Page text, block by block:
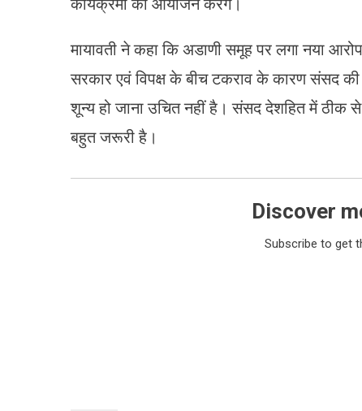
मायावती ने कहा कि अडाणी समूह पर लगा नया
सरकार एवं विपक्ष के बीच टकराव के कारण संसद की
शून्य हो जाना उचित नहीं है। संसद देशहित में ठीक से
बहुत जरूरी है।
Discover
Subscribe to get